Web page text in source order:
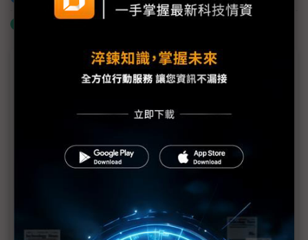
議題精選－ESG專欄
方案 落實生態永續發展的願景
東捷資訊推ACE王牌計畫 搶攻企業轉型商機添動能
伊雲谷獲永續獎項雙認證 數位韌性驅動永續發展